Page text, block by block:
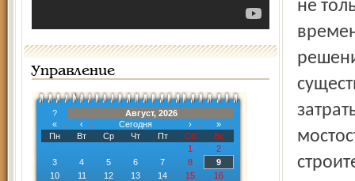
Управление
?
Август, 2026
«
‹ Сегодня ›
»
Пн
Вт Ср Чт Пт Сб
Вс
1
2
3
4 5 6 7 8
9
10
11 12 13 14 15
16
не